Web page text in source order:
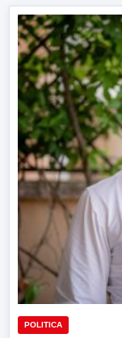
POLITICA